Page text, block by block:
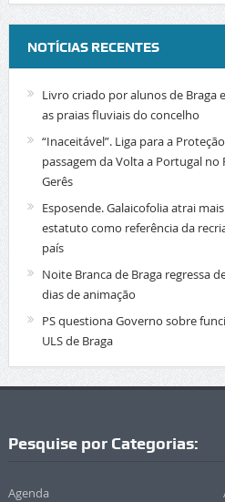
NOTÍCIAS RECENTES
Livro criado por alunos de Braga
as praias fluviais do concelho
“Inaceitável”. Liga para a
passagem da Volta a Portugal
Gerês
Esposende. Galaicofolia atrai
estatuto como referência da
país
Noite Branca de Braga regressa
dias de animação
PS questiona Governo sobre
ULS de Braga
Pesquise por Categorias:
Agenda